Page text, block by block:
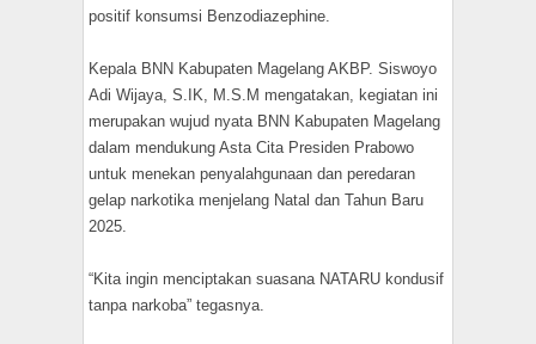
positif konsumsi Benzodiazephine.
Kepala BNN Kabupaten Magelang AKBP. Siswoyo
Adi Wijaya, S.IK, M.S.M mengatakan, kegiatan ini
merupakan wujud nyata BNN Kabupaten Magelang
dalam mendukung Asta Cita Presiden Prabowo
untuk menekan penyalahgunaan dan peredaran
gelap narkotika menjelang Natal dan Tahun Baru
2025.
“Kita ingin menciptakan suasana NATARU kondusif
tanpa narkoba” tegasnya.